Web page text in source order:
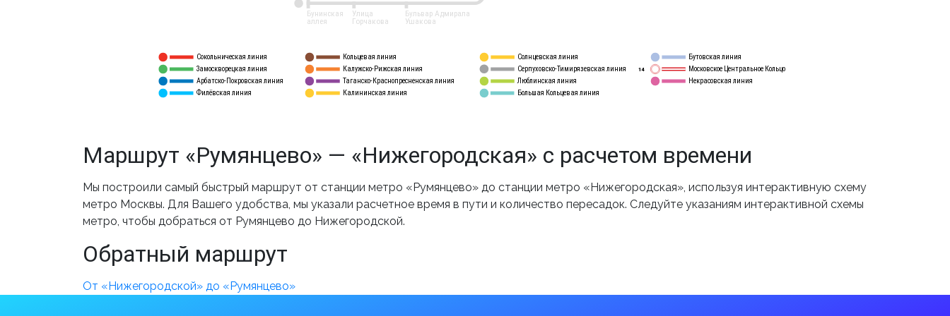
Сокольническая линия
Замоскворецкая линия
Арбатско-Покровская линия
Филёвская линия
Кольцевая линия
Калужско-Рижская линия
Таганско-Краснопресненская линия
Калининская линия
Солнцевская линия
Серпуховско-Тимирязевская линия
Люблинская линия
Бутовская линия
Московское Центральное Кольцо
Большая Кольцевая линия
Некрасовская линия
14
Бульвар Адмирала
Ушакова
Улица
Горчакова
Бунинская
аллея
Маршрут «Румянцево» — «Нижегородская» с расчетом времени
Мы построили самый быстрый маршрут от станции метро «Румянцево» до станции метро «Нижегородская», используя интерактивную схему
метро Москвы. Для Вашего удобства, мы указали расчетное время в пути и количество пересадок. Следуйте указаниям интерактивной схемы
метро, чтобы добраться от Румянцево до Нижегородской.
Обратный маршрут
От «Нижегородской» до «Румянцево»